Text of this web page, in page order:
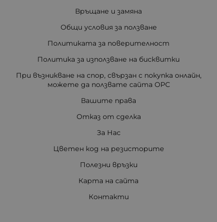
Връщане и замяна
Общи условия за ползване
Политиката за поверителност
Политика за използване на бисквитки
При възникване на спор, свързан с покупка онлайн,
можете да ползвате сайта ОРС
Вашите права
Отказ от сделка
За Нас
Цветен код на резисторите
Полезни връзки
Карта на сайта
Контакти